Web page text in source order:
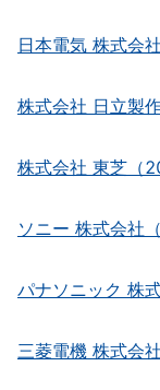
日本電気 株式会
株式会社 日立製
株式会社 東芝（
ソニー 株式会社
パナソニック 株
三菱電機 株式会